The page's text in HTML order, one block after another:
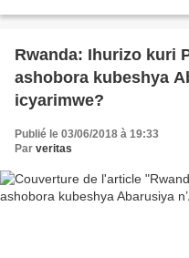
Rwanda: Ihurizo kuri
ashobora kubeshya
icyarimwe?
Publié le 03/06/2018 à 19:33
Par veritas